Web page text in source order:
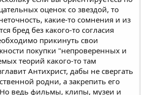
оценок со звездой, то
какие-то сомнения и из
бред без какого-то согласия
прикинуть свои
покупки "непроверенных и
теорий какого-то там
Антихрист, дабы не свергать
родни, а закрепить его
ведь фильмы, клипы, музеи и